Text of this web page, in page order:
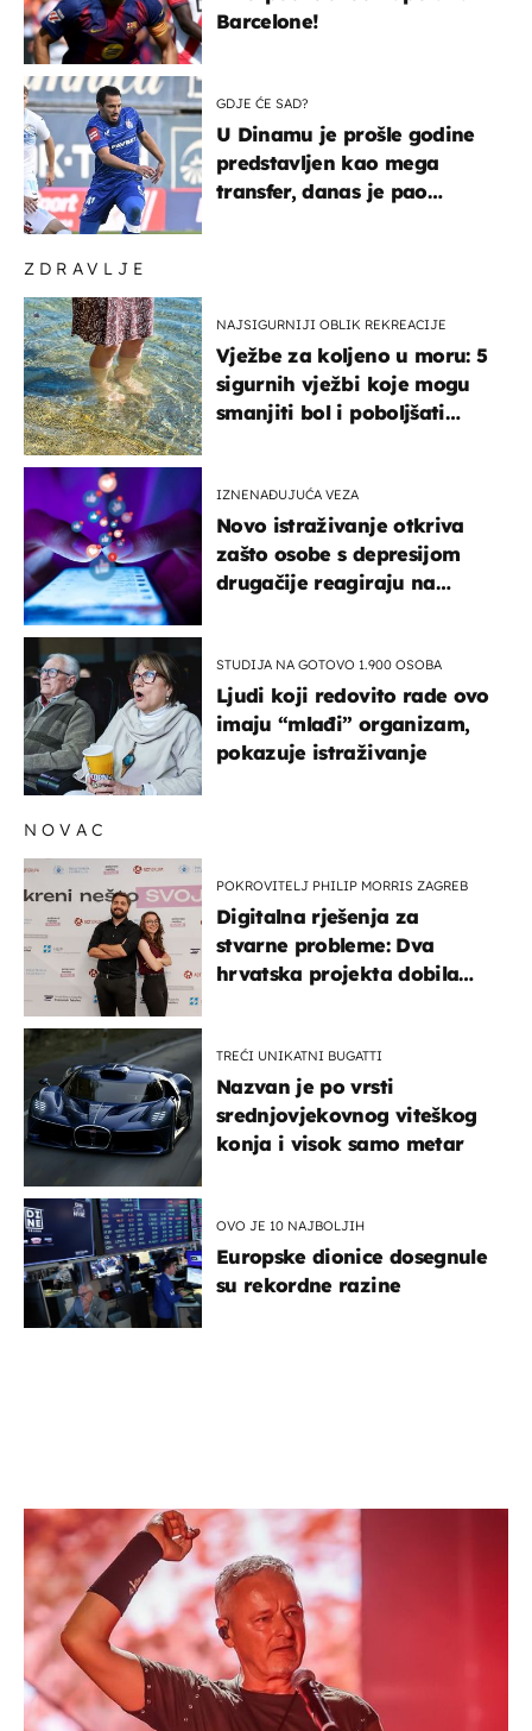
ZDRAVLJE
NAJSIGURNIJI OBLIK REKREACIJE
Vježbe za koljeno u moru: 5
sigurnih vježbi koje mogu
smanjiti bol i poboljšati
IZNENAĐUJUĆA VEZA
Novo istraživanje otkriva
zašto osobe s depresijom
drugačije reagiraju na
STUDIJA NA GOTOVO 1.900 OSOBA
Ljudi koji redovito rade ovo
imaju “mlađi” organizam,
pokazuje istraživanje
Barcelone!
GDJE ĆE SAD?
U Dinamu je prošle godine
predstavljen kao mega
transfer, danas je pao
NOVAC
POKROVITELJ PHILIP MORRIS ZAGREB
Digitalna rješenja za
stvarne probleme: Dva
hrvatska projekta dobila
TREĆI UNIKATNI BUGATTI
Nazvan je po vrsti
srednjovjekovnog viteškog
konja i visok samo metar
OVO JE 10 NAJBOLJIH
Europske dionice dosegnule
su rekordne razine